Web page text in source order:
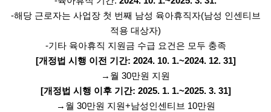
-해당 근로자는 사업장 첫 번째 남성 육아휴직자(남성 인센티브
적용 대상자)
-기타 육아휴직 지원금 수급 요건은 모두 충족
[개정법 시행 이전 기간: 2024. 10. 1.~2024. 12. 31]
→월 30만원 지원
[개정법 시행 이후 기간: 2025. 1. 1.~2025. 3. 31]
→월 30만원 지원+남성인센티브 10만원